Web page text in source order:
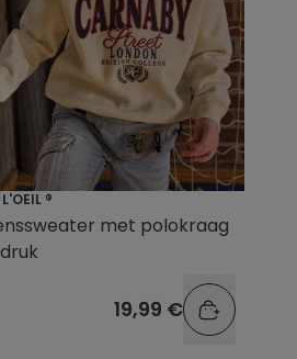
®
met polokraag
19,99 €